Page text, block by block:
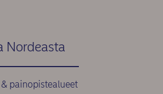
Nordeasta
painopistealueet